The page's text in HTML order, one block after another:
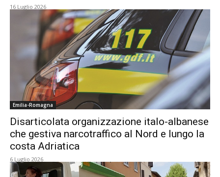
16 Luglio 2026
Emilia-Romagna
Disarticolata organizzazione italo-albanese
che gestiva narcotraffico al Nord e lungo la
costa Adriatica
6 Luglio 2026